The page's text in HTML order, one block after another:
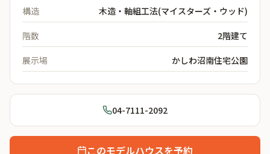
構造 木造・軸組工法(マイスターズ・ウッド)
階数 2階建て
展示場 かしわ沼南住宅公園
04-7111-2092
このモデルハウスを予約